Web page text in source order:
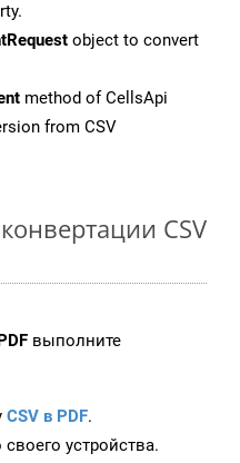
object to convert
method of CellsApi
from CSV
CSV
выполните
CSV в PDF.
устройства.